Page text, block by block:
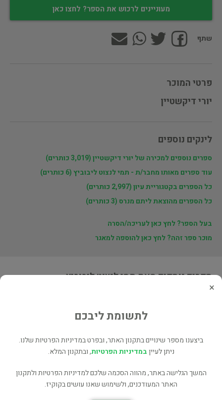
מעוניינים לרכוש את הספר? לחצו כאן
שתף
פרטי המוכר
יורי דיקשטיין
לינקים נוספים
ספרים נוספים למכירה של יורי דיקשטיין (3,019 כותרים)
עוד ספרים מאותו מחבר/ת - תמי לנצוט ליבוביץ (6 כותרים)
כל הספרים בקטגוריית עיון (2,997 כותרים)
כל הספרים מהוצאת ליתם מנרס (3 כותרים)
בעל הספר? לחץ כאן לעריכה/הסרה
מוכר ספר זהה? לחץ כאן להוספה למאגר
ספרים נוספים מאת תמי לנצוט ליבוביץ
עיון
שאלה של נימוס - נימוסים והליכות על פי חנה
בבלי
×
לתשומת ליבכם
ביצענו מספר שינויים בתקנון האתר, ובפרט במדיניות הפרטיות שלנו.
ניתן לעייןבמדיניות הפרטיות, ובתקנון המלא.
המשך הגלישה באתר, מהווה הסכמה שלכם למדיניות הפרטיות ולתקנון
האתר המעודכנים, ולשימוש שאנו עושים בקוקיז.